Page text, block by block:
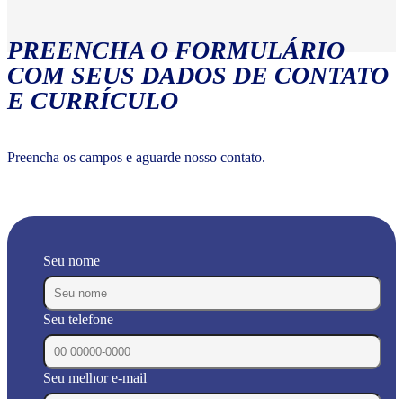
PREENCHA O FORMULÁRIO
COM SEUS DADOS DE CONTATO
E CURRÍCULO
Preencha os campos e aguarde nosso contato.
Seu nome
Seu telefone
Seu melhor e-mail